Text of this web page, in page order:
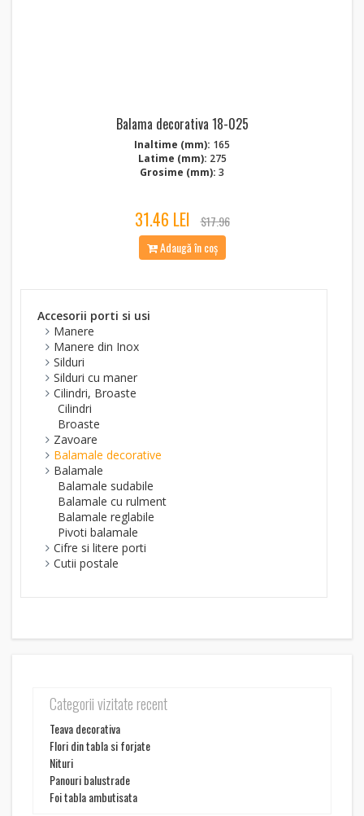
Balama decorativa 18-025
Inaltime (mm): 165
Latime (mm): 275
Grosime (mm): 3
31.46 LEI
$17.96
Adaugă în coș
Accesorii porti si usi
Manere
Manere din Inox
Silduri
Silduri cu maner
Cilindri, Broaste
Cilindri
Broaste
Zavoare
Balamale decorative
Balamale
Balamale sudabile
Balamale cu rulment
Balamale reglabile
Pivoti balamale
Cifre si litere porti
Cutii postale
Categorii vizitate recent
Teava decorativa
Flori din tabla si forjate
Nituri
Panouri balustrade
Foi tabla ambutisata